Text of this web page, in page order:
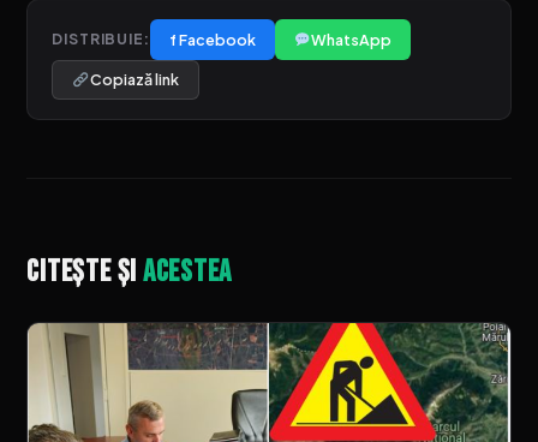
DISTRIBUIE: f Facebook WhatsApp
Copiază link
Citește șiacestea